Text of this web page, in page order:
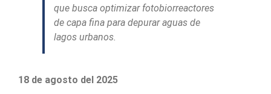
que busca optimizar fotobiorreactores
de capa fina para depurar aguas de
lagos urbanos.
18 de agosto del 2025